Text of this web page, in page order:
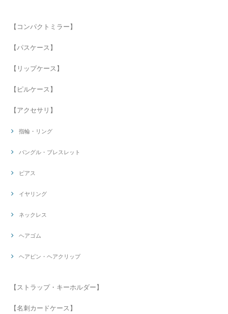
【コンパクトミラー】
【パスケース】
【リップケース】
【ピルケース】
【アクセサリ】
指輪・リング
バングル・ブレスレット
ピアス
イヤリング
ネックレス
ヘアゴム
ヘアピン・ヘアクリップ
【ストラップ・キーホルダー】
【名刺カードケース】